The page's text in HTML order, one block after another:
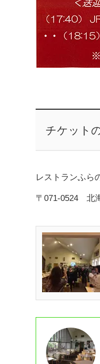
チケット
レストランふら
〒071-0524 北